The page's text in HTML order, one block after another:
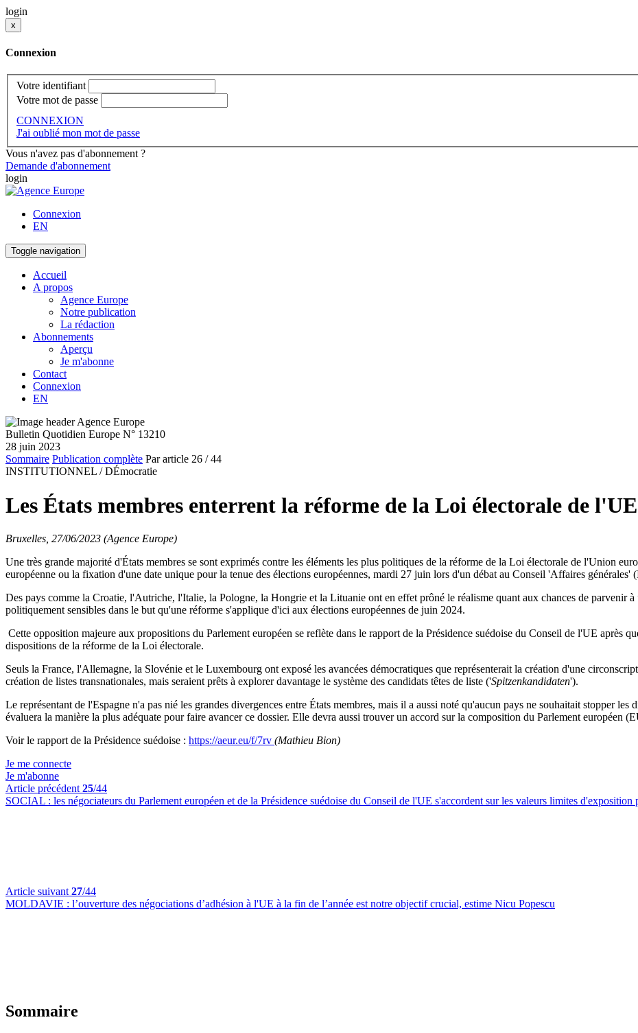
login
x
Connexion
Votre identifiant
Votre mot de passe
CONNEXION
J'ai oublié mon mot de passe
Vous n'avez pas d'abonnement ?
Demande d'abonnement
login
Connexion
EN
Toggle navigation
Accueil
A propos
Agence Europe
Notre publication
La rédaction
Abonnements
Aperçu
Je m'abonne
Contact
Connexion
EN
Bulletin Quotidien Europe N° 13210
28 juin 2023
Sommaire Publication complète Par article 26 / 44
INSTITUTIONNEL / DÉmocratie
Les États membres enterrent la réforme de la Loi électorale de l'UE
Bruxelles, 27/06/2023 (Agence Europe)
Une très grande majorité d'États membres se sont exprimés contre les éléments les plus politiques de la réforme de la Loi électorale de l'Union
européenne ou la fixation d'une date unique pour la tenue des élections européennes, mardi 27 juin lors d'un débat au Conseil 'Affaires générales'
Des pays comme la Croatie, l'Autriche, l'Italie, la Pologne, la Hongrie et la Lituanie ont en effet prôné le réalisme quant aux chances de parvenir à
politiquement sensibles dans le but qu'une réforme s'applique d'ici aux élections européennes de juin 2024.
Cette opposition majeure aux propositions du Parlement européen se reflète dans le rapport de la Présidence suédoise du Conseil de l'UE après
dispositions de la réforme de la Loi électorale.
Seuls la France, l'Allemagne, la Slovénie et le Luxembourg ont exposé les avancées démocratiques que représenterait la création d'une
création de listes transnationales, mais seraient prêts à explorer davantage le système des candidats têtes de liste ('Spitzenkandidaten').
Le représentant de l'Espagne n'a pas nié les grandes divergences entre États membres, mais il a aussi noté qu'aucun pays ne souhaitait stopper
évaluera la manière la plus adéquate pour faire avancer ce dossier. Elle devra aussi trouver un accord sur la composition du Parlement européen
Voir le rapport de la Présidence suédoise : https://aeur.eu/f/7rv (Mathieu Bion)
Je me connecte
Je m'abonne
Article précédent 25/44
SOCIAL : les négociateurs du Parlement européen et de la Présidence suédoise du Conseil de l'UE s'accordent sur les valeurs limites d'exposition
Article suivant 27/44
MOLDAVIE : l’ouverture des négociations d’adhésion à l'UE à la fin de l’année est notre objectif crucial, estime Nicu Popescu
Sommaire